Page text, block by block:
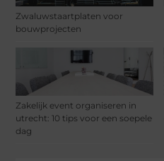
Zwaluwstaartplaten voor
bouwprojecten
Zakelijk event organiseren in
utrecht: 10 tips voor een soepele
dag